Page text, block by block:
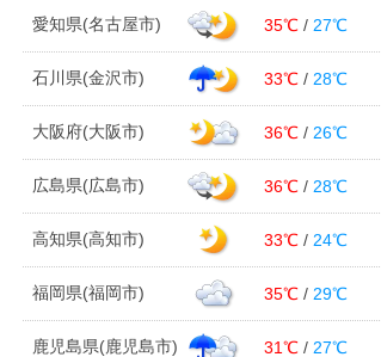
愛知県(名古屋市) 35℃ / 27℃
石川県(金沢市) 33℃ / 28℃
大阪府(大阪市) 36℃ / 26℃
広島県(広島市) 36℃ / 28℃
高知県(高知市) 33℃ / 24℃
福岡県(福岡市) 35℃ / 29℃
鹿児島県(鹿児島市) 31℃ / 27℃